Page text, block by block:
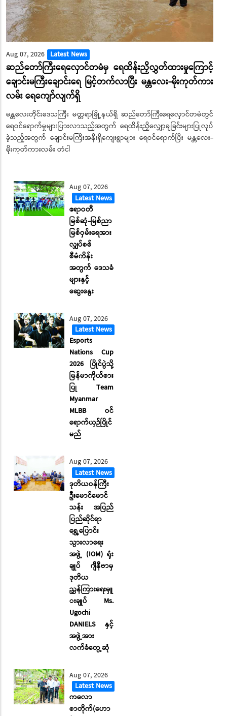
Aug 07, 2026 Latest News
ဆည်တော်ကြီးရေလှောင်တမံမှ ရေထိန်းညှိလွှတ်ထားမှုကြောင့်
ချောင်းမကြီးချောင်းရေ မြင့်တက်လာပြီး မန္တလေး-မိုးကုတ်ကား
လမ်း ‌ရေ‌ကျော်လျက်ရှိ
မန္တလေးတိုင်းဒေသကြီး မတ္တရာမြို့နယ်ရှိ ဆည်တော်ကြီးရေလှောင်တမံတွင်
ရေဝင်ရောက်မှုများပြားလာသည့်အတွက် ရေထိန်းညှိလျှော့ချခြင်းများပြုလုပ်
ခဲ့သည့်အတွက် ချောင်းမကြီးအနီးရှိကျေးရွာများ ရေဝင်ရောက်ပြီး မန္တလေး-
မိုးကုတ်ကားလမ်း တံငါ
Aug 07, 2026
Latest News
ဧရာဝတီ
မြစ်ဆုံ-မြစ်ညာ
မြစ်ဝှမ်းရေအား
လျှပ်စစ်
စီမံကိန်း
အတွက် ဒေသခံ
များနှင့်
ဆွေးနွေး
Aug 07, 2026
Latest News
Esports
Nations Cup
2026 ပြိုင်ပွဲသို့
မြန်မာကိုယ်စား
ပြု Team
Myanmar
MLBB ဝင်
ရောက်ယှဉ်ပြိုင်
မည်
Aug 07, 2026
Latest News
ဒုတိယဝန်ကြီး
ဦးမောင်မောင်
သန်း အပြည်
ပြည်ဆိုင်ရာ
ရွှေ့ပြောင်း
သွားလာရေး
အဖွဲ့ (IOM) ရုံး
ချုပ် ဂျီနီဗာမှ
ဒုတိယ
ညွှန်ကြားရေးမှူ
းချုပ် Ms.
Ugochi
DANIELS နှင့်
အဖွဲ့အား
လက်ခံတွေ့ဆုံ
Aug 07, 2026
Latest News
ကလော
စာတိုက်(ဟော